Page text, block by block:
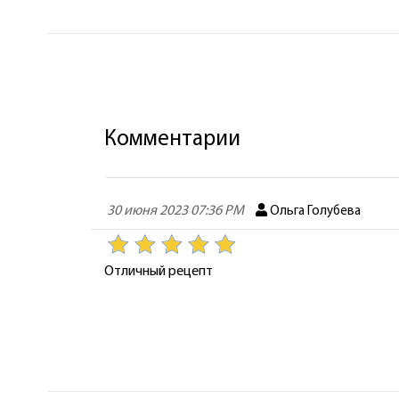
Комментарии
30 июня 2023 07:36 PM Ольга Голубева
Отличный рецепт